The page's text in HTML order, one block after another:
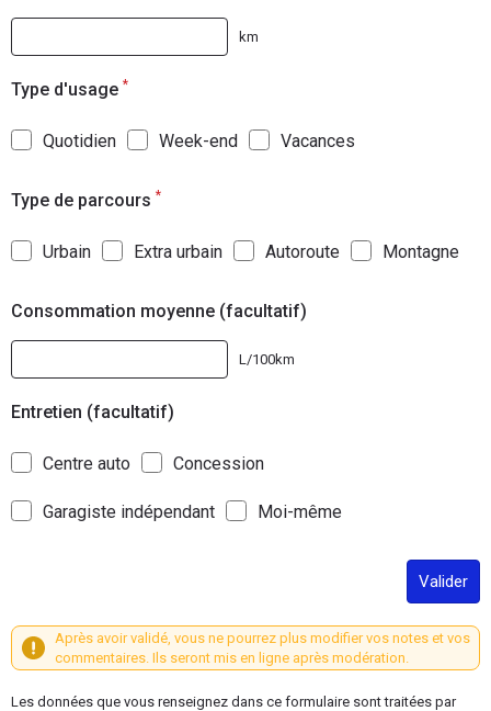
km
Type d'usage *
Quotidien Week-end Vacances
Type de parcours *
Urbain Extra urbain Autoroute Montagne
Consommation moyenne (facultatif)
L/100km
Entretien (facultatif)
Centre auto Concession
Garagiste indépendant Moi-même
Valider
Après avoir validé, vous ne pourrez plus modifier vos notes et vos
commentaires. Ils seront mis en ligne après modération.
Les données que vous renseignez dans ce formulaire sont traitées par